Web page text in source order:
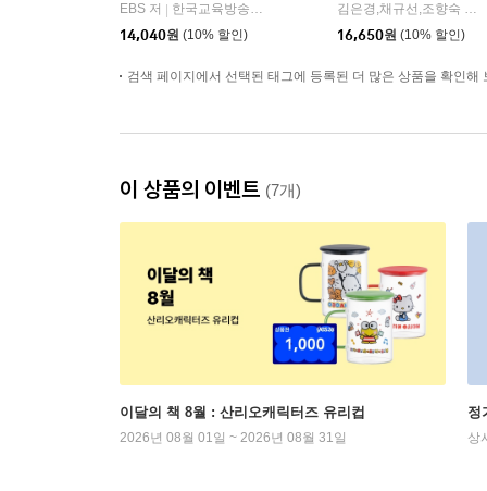
EBS 저
한국교육방송공사
14,040원 (10% 할인)
김은경,채규선,조향숙 등저
16,650원 (10% 할인)
검색 페이지에서 선택된 태그에 등록된 더 많은 상품을 확인해
이 상품의 이벤트 (7개)
이달의 책 8월 : 산리오캐릭터즈 유리컵
2026년 08월 01일 ~ 2026년 08월 31일
정
상